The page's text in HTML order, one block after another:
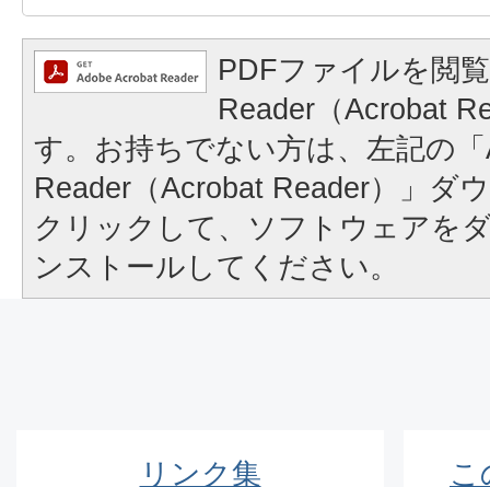
PDFファイルを閲
Reader（Acrobat
す。お持ちでない方は、左記の
Reader（Acrobat Reader）」ダ
クリックして、ソフトウェアを
ンストールしてください。
リンク集 こ